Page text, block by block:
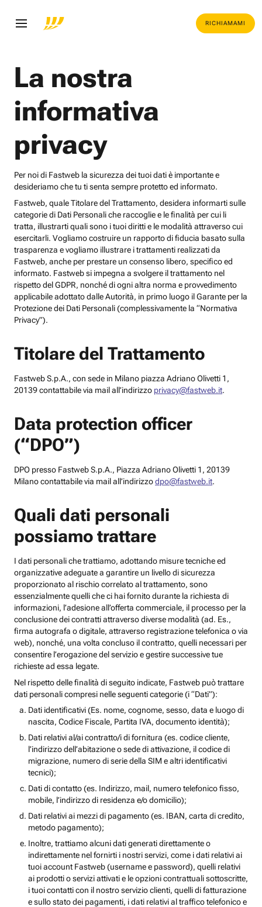
RICHIAMAMI
La nostra
informativa
privacy
Per noi di Fastweb la sicurezza dei tuoi dati è importante e
desideriamo che tu ti senta sempre protetto ed informato.
Fastweb, quale Titolare del Trattamento, desidera informarti sulle
categorie di Dati Personali che raccoglie e le finalità per cui li
tratta, illustrarti quali sono i tuoi diritti e le modalità attraverso cui
esercitarli. Vogliamo costruire un rapporto di fiducia basato sulla
trasparenza e vogliamo illustrare i trattamenti realizzati da
Fastweb, anche per prestare un consenso libero, specifico ed
informato. Fastweb si impegna a svolgere il trattamento nel
rispetto del GDPR, nonché di ogni altra norma e provvedimento
applicabile adottato dalle Autorità, in primo luogo il Garante per la
Protezione dei Dati Personali (complessivamente la “Normativa
Privacy”).
Titolare del Trattamento
Fastweb S.p.A., con sede in Milano piazza Adriano Olivetti 1,
20139 contattabile via mail all’indirizzo privacy@fastweb.it.
Data protection officer
(“DPO”)
DPO presso Fastweb S.p.A., Piazza Adriano Olivetti 1, 20139
Milano contattabile via mail all’indirizzodpo@fastweb.it.
Quali dati personali
possiamo trattare
I dati personali che trattiamo, adottando misure tecniche ed
organizzative adeguate a garantire un livello di sicurezza
proporzionato al rischio correlato al trattamento, sono
essenzialmente quelli che ci hai fornito durante la richiesta di
informazioni, l’adesione all’offerta commerciale, il processo per la
conclusione dei contratti attraverso diverse modalità (ad. Es.,
firma autografa o digitale, attraverso registrazione telefonica o via
web), nonché, una volta concluso il contratto, quelli necessari per
consentire l’erogazione del servizio e gestire successive tue
richieste ad essa legate.
Nel rispetto delle finalità di seguito indicate, Fastweb può trattare
dati personali compresi nelle seguenti categorie (i “Dati”):
Dati identificativi (Es. nome, cognome, sesso, data e luogo di
nascita, Codice Fiscale, Partita IVA, documento identità);
Dati relativi al/ai contratto/i di fornitura (es. codice cliente,
l’indirizzo dell’abitazione o sede di attivazione, il codice di
migrazione, numero di serie della SIM e altri identificativi
tecnici);
Dati di contatto (es. Indirizzo, mail, numero telefonico fisso,
mobile, l’indirizzo di residenza e/o domicilio);
Dati relativi ai mezzi di pagamento (es. IBAN, carta di credito,
metodo pagamento);
Inoltre, trattiamo alcuni dati generati direttamente o
indirettamente nel fornirti i nostri servizi, come i dati relativi ai
tuoi account Fastweb (username e password), quelli relativi
ai prodotti o servizi attivati e le opzioni contrattuali sottoscritte,
i tuoi contatti con il nostro servizio clienti, quelli di fatturazione
e sullo stato dei pagamenti, i dati relativi al traffico telefonico e